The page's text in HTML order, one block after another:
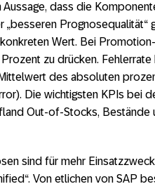
Aussage, dass die
„besseren Prognosequalität“
konkreten Wert. Bei
zu drücken.
des absoluten
Die wichtigsten KPIs bei
Out-of-Stocks,
sind für mehr
Von etlichen von SAP